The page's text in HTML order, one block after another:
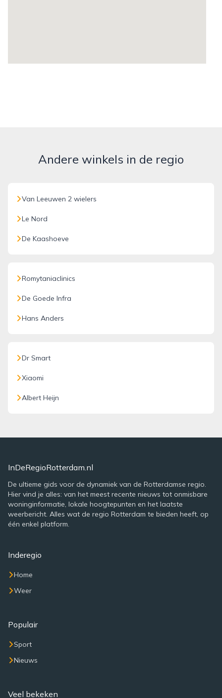
Andere winkels in de regio
Van Leeuwen 2 wielers
Le Nord
De Kaashoeve
Romytaniaclinics
De Goede Infra
Hans Anders
Dr Smart
Xiaomi
Albert Heijn
InDeRegioRotterdam.nl
De ultieme gids voor de dynamiek van de Rotterdamse regio.
Hier vind je alles: van het meest recente nieuws tot onmisbare
woninginformatie, lokale hoogtepunten en het laatste
weerbericht. Alles wat de regio Rotterdam te bieden heeft, op
één enkel platform.
Inderegio
Home
Weer
Populair
Sport
Nieuws
Veel bekeken